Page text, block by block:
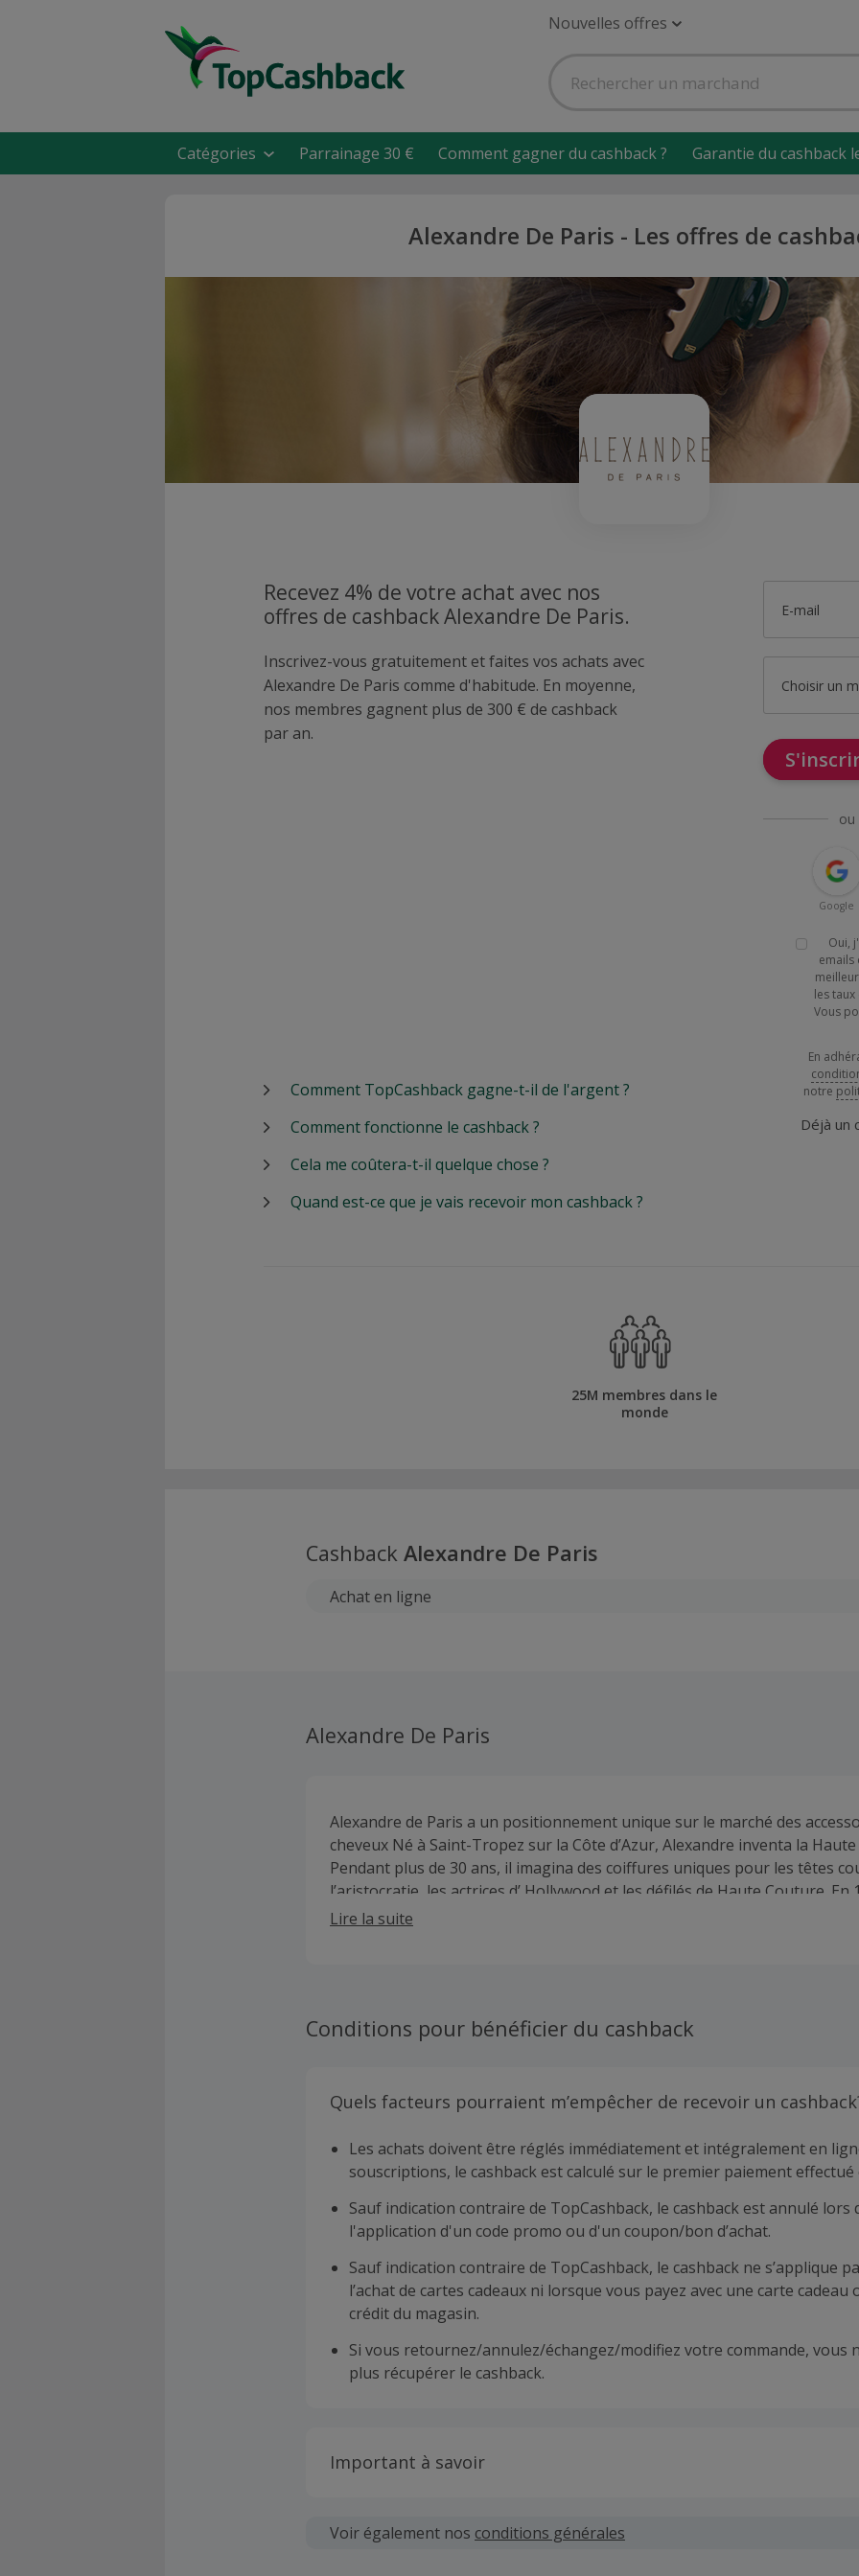
Nouvelles offres
Catégories Parrainage 30 € Comment gagner du cashback ? Garantie du cashback
Alexandre De Paris - Les offres de
Recevez 4% de votre achat avec nos
offres de cashback Alexandre De Paris.
Inscrivez-vous gratuitement et faites vos achats avec
Alexandre De Paris comme d'habitude. En moyenne,
nos membres gagnent plus de 300 € de cashback
par an.
E-mail
Choisir un
ou
Google
Oui,
emails
les
Vous
En
notre
Déjà un
Comment TopCashback gagne-t-il de l'argent ?
Comment fonctionne le cashback ?
Cela me coûtera-t-il quelque chose ?
Quand est-ce que je vais recevoir mon cashback ?
25M membres dans le
monde
Cashback Alexandre De Paris
Achat en ligne
Alexandre De Paris
Alexandre de Paris a un positionnement unique sur le marché des
cheveux Né à Saint-Tropez sur la Côte d’Azur, Alexandre inventa la
Pendant plus de 30 ans, il imagina des coiffures uniques pour les têtes
l’aristocratie, les actrices d’ Hollywood et les défilés de Haute Couture. En
dessina sa première ligne d’accessoires avec l’iconique Peigne Vendôme.
Lire la suite
Conditions pour bénéficier du cashback
Quels facteurs pourraient m’empêcher de recevoir un
Les achats doivent être réglés immédiatement et intégralement en
souscriptions, le cashback est calculé sur le premier paiement effectué
Sauf indication contraire de TopCashback, le cashback est annulé lors
l'application d'un code promo ou d'un coupon/bon d’achat.
Sauf indication contraire de TopCashback, le cashback ne s’applique
l’achat de cartes cadeaux ni lorsque vous payez avec une carte cadeau
crédit du magasin.
Si vous retournez/annulez/échangez/modifiez votre commande, vous
plus récupérer le cashback.
Important à savoir
soumises au plus tard dans les 100 jours qui suivent la date d'achat.
Voir également nos conditions générales